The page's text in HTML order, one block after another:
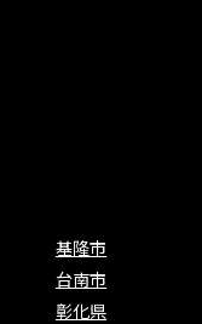
基隆市
台南市
彰化県